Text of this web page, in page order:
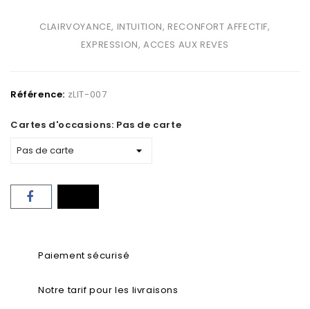
CLAIRVOYANCE, INTUITION, RECONFORT AFFECTIF,
EXPRESSION, ACCES AUX REVES
Référence: zLIT-007
Cartes d'occasions: Pas de carte
Paiement sécurisé
Notre tarif pour les livraisons